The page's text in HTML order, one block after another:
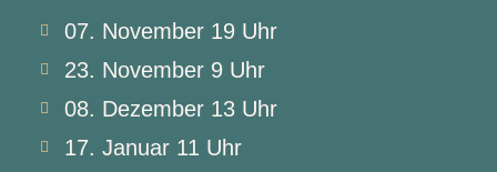
07. November 19 Uhr
23. November 9 Uhr
08. Dezember 13 Uhr
17. Januar 11 Uhr